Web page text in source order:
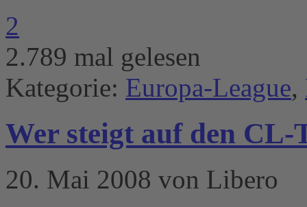
2
2.789 mal gelesen
Kategorie: Europa-League,
Wer steigt auf den CL-
20. Mai 2008 von Libero